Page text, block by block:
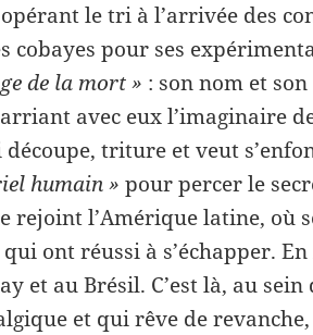
le tri à l’arrivée des
cobayes pour ses
de la mort » : son nom et
avec eux l’imaginaire
découpe, triture et veut
humain » pour percer le
rejoint l’Amérique latine, où
ont réussi à s’échapper.
et au Brésil. C’est là, au sein
et qui rêve de